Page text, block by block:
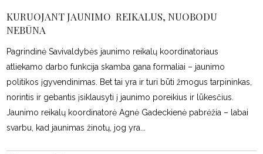
KURUOJANT JAUNIMO REIKALUS, NUOBODU
NEBŪNA
Pagrindinė Savivaldybės jaunimo reikalų koordinatoriaus
atliekamo darbo funkcija skamba gana formaliai – jaunimo
politikos įgyvendinimas. Bet tai yra ir turi būti žmogus tarpininkas,
norintis ir gebantis įsiklausyti į jaunimo poreikius ir lūkesčius.
Jaunimo reikalų koordinatorė Agnė Gadeckienė pabrėžia – labai
svarbu, kad jaunimas žinotų, jog yra